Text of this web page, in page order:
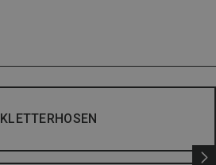
KLETTERHOSEN